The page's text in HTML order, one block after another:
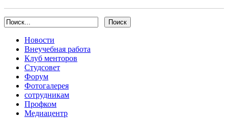
Новости
Внеучебная работа
Клуб менторов
Студсовет
Форум
Фотогалерея
сотрудникам
Профком
Медиацентр